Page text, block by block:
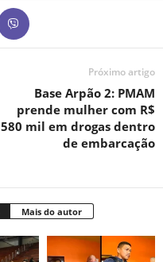
Próximo artigo
Base Arpão 2: PMAM
prende mulher com R$
580 mil em drogas dentro
de embarcação
Mais do autor